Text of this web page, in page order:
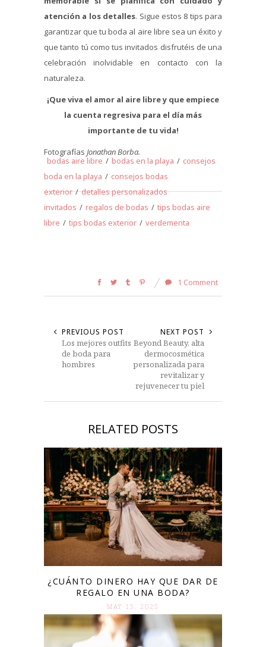
atención a los detalles. Sigue estos 8 tips para
garantizar que tu boda al aire libre sea un éxito y
que tanto tú como tus invitados disfrutéis de una
celebración inolvidable en contacto con la
naturaleza.
¡Que viva el amor al aire libre y que empiece
la cuenta regresiva para el día más
importante de tu vida!
Fotografías Jonathan Borba.
bodas aire libre / bodas en la playa / consejos
boda en la playa / consejos bodas
exterior / detalles personalizados
invitados / regalos de bodas / tips bodas aire
libre / tips bodas exterior / verdementa
1 Comment
PREVIOUS POST
Los mejores outfits
de boda para
hombres
NEXT POST
Beyond Beauty, alta
dermocosmética
personalizada para
revitalizar y
rejuvenecer tu piel
RELATED POSTS
¿CUÁNTO DINERO HAY QUE DAR DE
REGALO EN UNA BODA?
MAY 15. 2025